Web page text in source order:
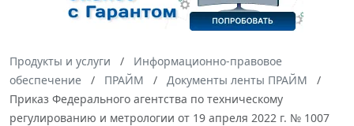
Продукты и услуги
Информационно-правовое
обеспечение
ПРАЙМ
Документы ленты ПРАЙМ
Приказ Федерального агентства по техническому
регулированию и метрологии от 19 апреля 2022 г. № 1007